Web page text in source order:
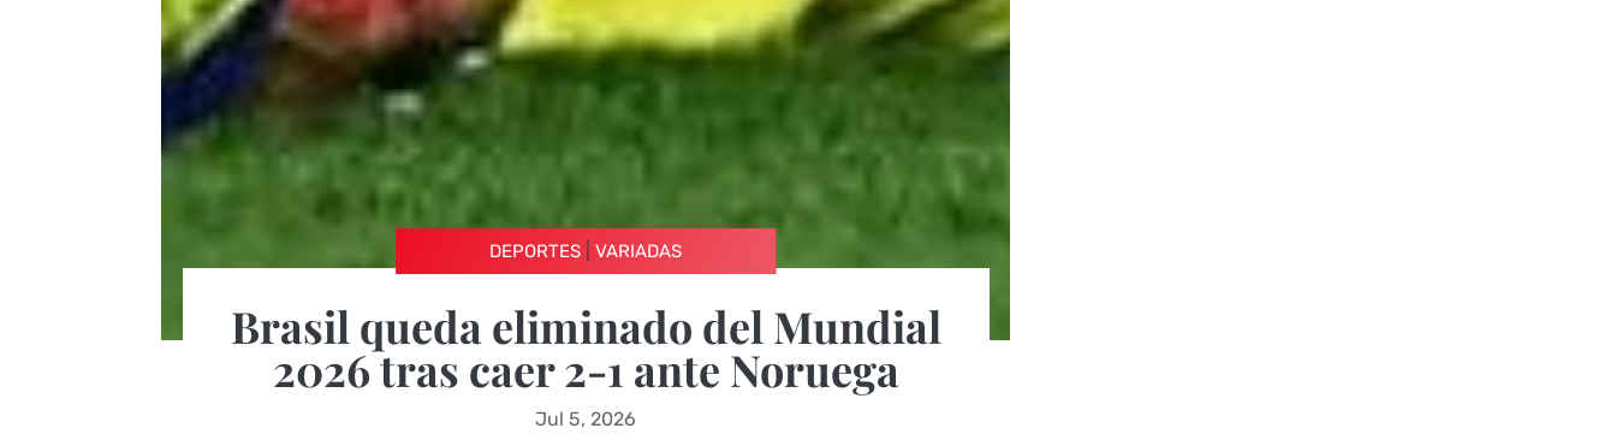
DEPORTES |VARIADAS
Brasil queda eliminado del Mundial
2026 tras caer 2-1 ante Noruega
Jul 5, 2026